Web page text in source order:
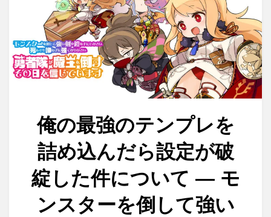
俺の最強のテンプレを
詰め込んだら設定が破
綻した件について ― モ
ンスターを倒して強い